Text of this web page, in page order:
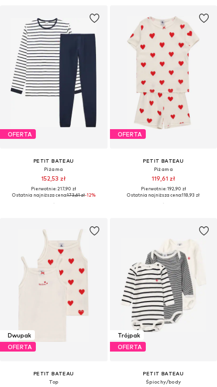
OFERTA
PETIT BATEAU
Piżama
152,53 zł
Pierwotnie: 217,90 zł
Ostatnia najniższa cena:173,61 zł-12%
OFERTA
PETIT BATEAU
Piżama
119,61 zł
Pierwotnie: 192,90 zł
Ostatnia najniższa cena:118,93 zł
Dwupak
OFERTA
PETIT BATEAU
Top
Trójpak
OFERTA
PETIT BATEAU
Śpiochy/body